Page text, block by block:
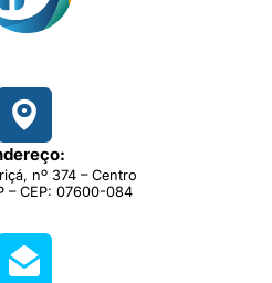
nº 374 – Centro
– CEP: 07600-084